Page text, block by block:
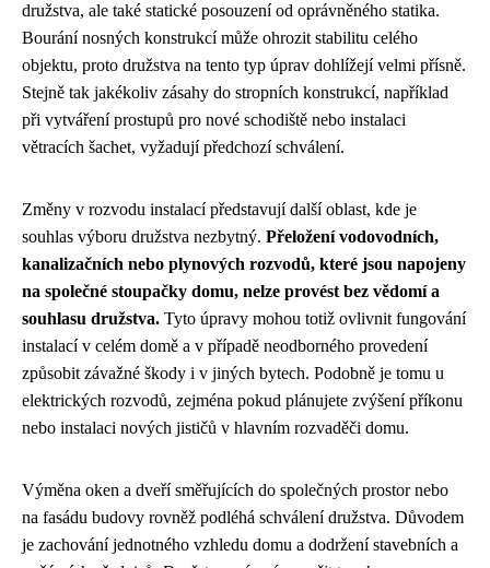
družstva, ale také statické posouzení od oprávněného statika.
Bourání nosných konstrukcí může ohrozit stabilitu celého
objektu, proto družstva na tento typ úprav dohlížejí velmi přísně.
Stejně tak jakékoliv zásahy do stropních konstrukcí, například
při vytváření prostupů pro nové schodiště nebo instalaci
větracích šachet, vyžadují předchozí schválení.
Změny v rozvodu instalací představují další oblast, kde je
souhlas výboru družstva nezbytný. Přeložení vodovodních,
kanalizačních nebo plynových rozvodů, které jsou napojeny
na společné stoupačky domu, nelze provést bez vědomí a
souhlasu družstva. Tyto úpravy mohou totiž ovlivnit fungování
instalací v celém domě a v případě neodborného provedení
způsobit závažné škody i v jiných bytech. Podobně je tomu u
elektrických rozvodů, zejména pokud plánujete zvýšení příkonu
nebo instalaci nových jističů v hlavním rozvaděči domu.
Výměna oken a dveří směřujících do společných prostor nebo
na fasádu budovy rovněž podléhá schválení družstva. Důvodem
je zachování jednotného vzhledu domu a dodržení stavebních a